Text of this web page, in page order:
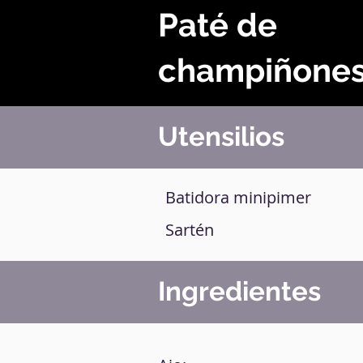
Paté de
Utensilios
Batidora minipimer
Sartén
Ingredientes